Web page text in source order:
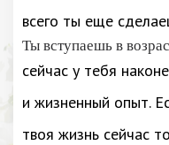
всего ты еще
Ты вступаешь в
сейчас у тебя
и жизненный опыт.
твоя жизнь сейчас